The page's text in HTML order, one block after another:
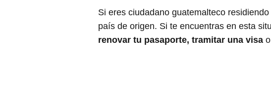
Si eres ciudadano guatemalteco
país de origen. Si te encuentras en esta
renovar tu pasaporte, tramitar una visa